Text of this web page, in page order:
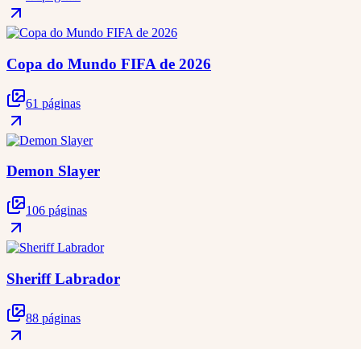
Copa do Mundo FIFA de 2026
61 páginas
Demon Slayer
106 páginas
Sheriff Labrador
88 páginas